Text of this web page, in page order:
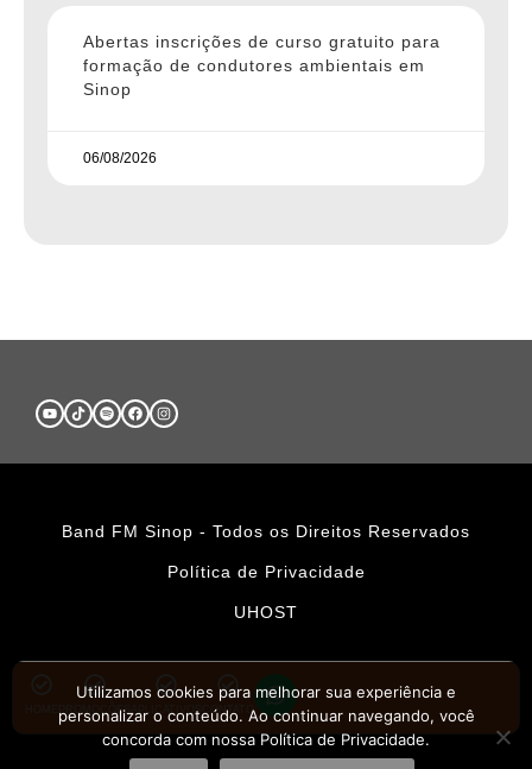
Abertas inscrições de curso gratuito para
formação de condutores ambientais em
Sinop
06/08/2026
Band FM Sinop - Todos os Direitos Reservados
Política de Privacidade
UHOST
PROMOÇÕESAPLICATIVOS CONTATO
Utilizamos cookies para melhorar sua experiência e
personalizar o conteúdo. Ao continuar navegando, você
concorda com nossa Política de Privacidade.